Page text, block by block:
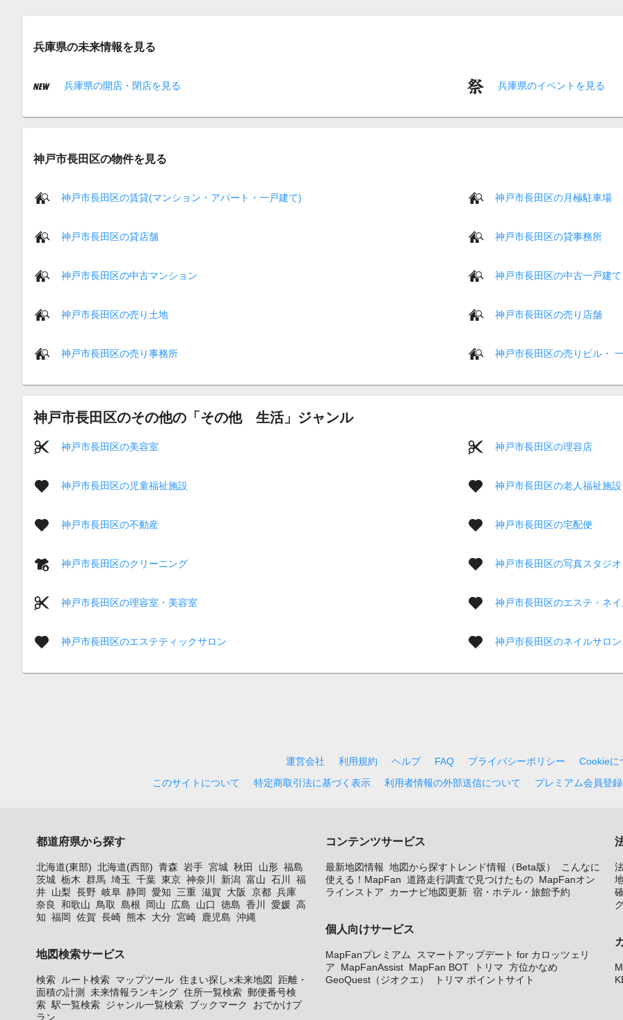
兵庫県の未来情報を見る
兵庫県の開店・閉店を見る 兵庫県のイベントを見る
神戸市長田区の物件を見る
神戸市長田区の賃貸(マンション・アパート・一戸建て) 神戸市長田区の月極駐車場
神戸市長田区の貸店舗 神戸市長田区の貸事務所
神戸市長田区の中古マンション 神戸市長田区の中古一戸建て
神戸市長田区の売り土地 神戸市長田区の売り店舗
神戸市長田区の売り事務所 神戸市長田区の売りビル・
神戸市長田区のその他の「その他 生活」ジャンル
神戸市長田区の美容室 神戸市長田区の理容店
神戸市長田区の児童福祉施設 神戸市長田区の老人福祉施設
神戸市長田区の不動産 神戸市長田区の宅配便
神戸市長田区のクリーニング 神戸市長田区の写真スタジオ
神戸市長田区の理容室・美容室 神戸市長田区のエステ・ネ
神戸市長田区のエステティックサロン 神戸市長田区のネイルサロン
運営会社 利用規約 ヘルプ FAQ プライバシーポリシー
Cookieに
このサイトについて
特定商取引法に基づく表示 利用者情報の外部送信について プレミアム会員登
都道府県から探す
北海道(東部) 北海道(西部) 青森 岩手 宮城 秋田 山形 福島
茨城 栃木 群馬 埼玉 千葉 東京 神奈川 新潟 富山 石川
福
井 山梨 長野 岐阜 静岡 愛知 三重 滋賀 大阪 京都 兵庫
奈良
和歌山 鳥取 島根 岡山 広島 山口 徳島 香川 愛媛 高
知 福岡 佐賀 長崎 熊本 大分 宮崎 鹿児島 沖縄
地図検索サービス
検索 ルート検索 マップツール 住まい探し×未来地図
距離・
面積の計測
未来情報ランキング 住所一覧検索 郵便番号検
索 駅一覧検索 ジャンル一覧検索 ブックマーク
おでかけプ
ラン
コンテンツサービス
最新地図情報 地図から探すトレンド情報（Beta版）
こんなに
使える！MapFan 道路走行調査で見つけたもの MapFanオン
ラインストア
カーナビ地図更新 宿・ホテル・旅館予約
個人向けサービス
MapFanプレミアム
スマートアップデート for カロッツェリ
ア
MapFanAssist MapFan BOT トリマ 方位かなめ
GeoQuest（ジオクエ）
トリマ ポイントサイト